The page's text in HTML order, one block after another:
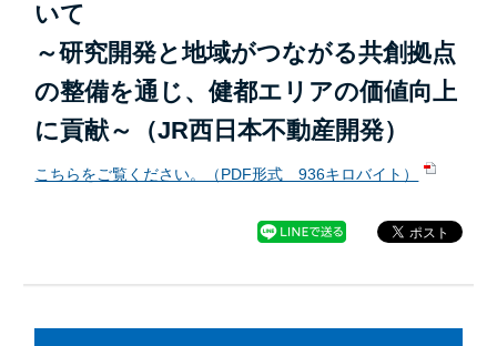
いて
～研究開発と地域がつながる共創拠点
の整備を通じ、健都エリアの価値向上
に貢献～（JR西日本不動産開発）
こちらをご覧ください。（PDF形式 936キロバイト）